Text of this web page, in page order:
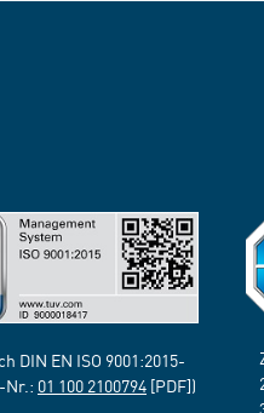
DIN EN ISO 9001:2015-
Nr.: 01 100 2100794 [PDF])